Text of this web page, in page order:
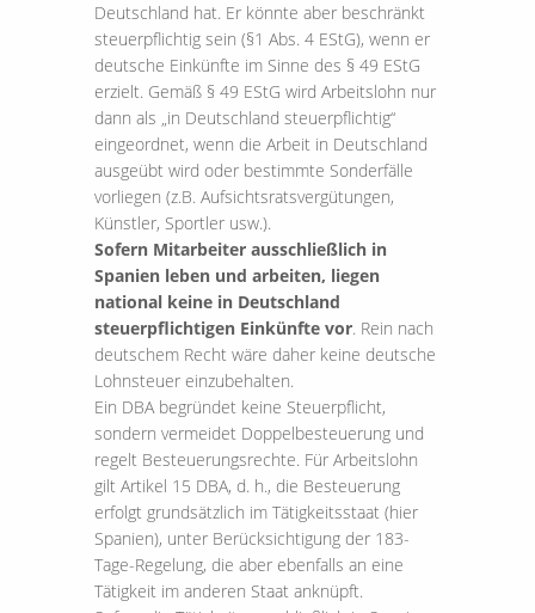
Deutschland hat. Er könnte aber beschränkt
steuerpflichtig sein (§1 Abs. 4 EStG), wenn er
deutsche Einkünfte im Sinne des § 49 EStG
erzielt. Gemäß § 49 EStG wird Arbeitslohn nur
dann als „in Deutschland steuerpflichtig“
eingeordnet, wenn die Arbeit in Deutschland
ausgeübt wird oder bestimmte Sonderfälle
vorliegen (z.B. Aufsichtsratsvergütungen,
Künstler, Sportler usw.).
Sofern Mitarbeiter ausschließlich in
Spanien leben und arbeiten, liegen
national keine in Deutschland
steuerpflichtigen Einkünfte vor. Rein nach
deutschem Recht wäre daher keine deutsche
Lohnsteuer einzubehalten.
Ein DBA begründet keine Steuerpflicht,
sondern vermeidet Doppelbesteuerung und
regelt Besteuerungsrechte. Für Arbeitslohn
gilt Artikel 15 DBA, d. h., die Besteuerung
erfolgt grundsätzlich im Tätigkeitsstaat (hier
Spanien), unter Berücksichtigung der 183-
Tage-Regelung, die aber ebenfalls an eine
Tätigkeit im anderen Staat anknüpft.